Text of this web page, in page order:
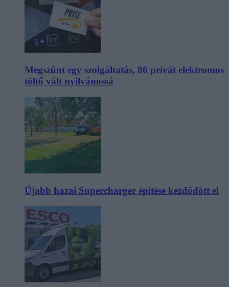
Megszűnt egy szolgáltatás, 86 privát elektromos
töltő vált nyilvánossá
Újabb hazai Supercharger építése kezdődött el